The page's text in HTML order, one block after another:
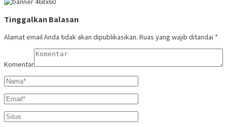
Tinggalkan Balasan
Alamat email Anda tidak akan dipublikasikan. Ruas yang wajib ditandai *
Komentar